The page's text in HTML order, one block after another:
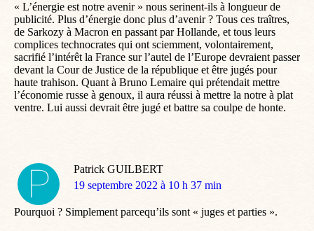
« L’énergie est notre avenir » nous serinent-ils à longueur de
publicité. Plus d’énergie donc plus d’avenir ? Tous ces traîtres,
de Sarkozy à Macron en passant par Hollande, et tous leurs
complices technocrates qui ont sciemment, volontairement,
sacrifié l’intérêt la France sur l’autel de l’Europe devraient passer
devant la Cour de Justice de la république et être jugés pour
haute trahison. Quant à Bruno Lemaire qui prétendait mettre
l’économie russe à genoux, il aura réussi à mettre la notre à plat
ventre. Lui aussi devrait être jugé et battre sa coulpe de honte.
Patrick GUILBERT
dit
19 septembre 2022 à 10 h 37 min
Pourquoi ? Simplement parcequ’ils sont « juges et parties ».